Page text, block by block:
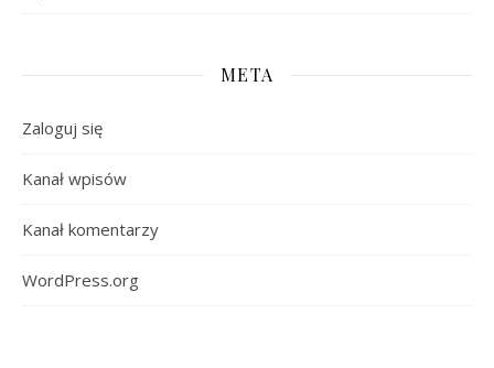
META
Zaloguj się
Kanał wpisów
Kanał komentarzy
WordPress.org